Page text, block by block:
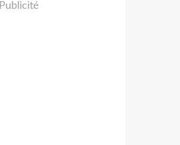
Publicité